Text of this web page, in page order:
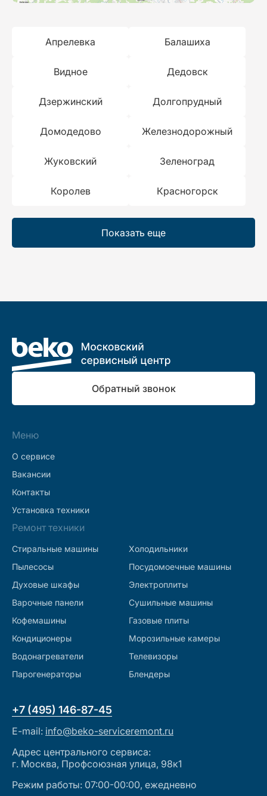
Апрелевка Балашиха
Видное Дедовск
Дзержинский Долгопрудный
Домодедово Железнодорожный
Жуковский Зеленоград
Королев Красногорск
Показать еще
Обратный звонок
Меню
О сервисе
Вакансии
Контакты
Установка техники
Ремонт техники
Стиральные машины
Холодильники
Пылесосы
Посудомоечные машины
Духовые шкафы
Электроплиты
Варочные панели
Сушильные машины
Кофемашины
Газовые плиты
Кондиционеры
Морозильные камеры
Водонагреватели
Телевизоры
Парогенераторы
Блендеры
+7 (495) 146-87-45
E-mail: info@beko-serviceremont.ru
Адрес центрального сервиса:
г. Москва, Профсоюзная улица, 98к1
Режим работы: 07:00-00:00, ежедневно